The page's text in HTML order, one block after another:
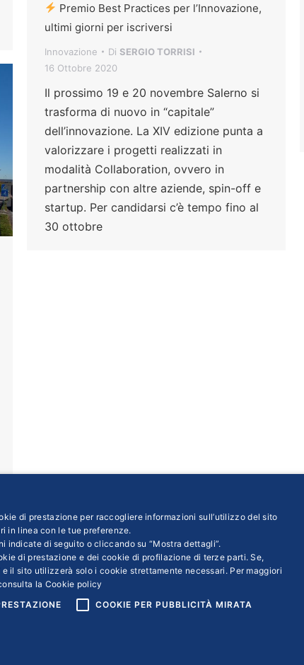
Premio Best Practices per l’Innovazione,
ultimi giorni per iscriversi
Innovazione Di SERGIO TORRISI
16 Ottobre 2020
Il prossimo 19 e 20 novembre Salerno si
trasforma di nuovo in “capitale”
dell’innovazione. La XIV edizione punta a
valorizzare i progetti realizzati in
modalità Collaboration, ovvero in
partnership con altre aziende, spin-off e
startup. Per candidarsi c’è tempo fino al
30 ottobre
1 2 3 →
di prestazione per raccogliere informazioni sull’utilizzo del sito
in linea con le tue preferenze.
indicate di seguito o cliccando su “Mostra dettagli”.
di prestazione e dei cookie di profilazione di terze parti. Se,
il sito utilizzerà solo i cookie strettamente necessari. Per maggiori
la Cookie policy
COOKIE PER PUBBLICITÀ MIRATA